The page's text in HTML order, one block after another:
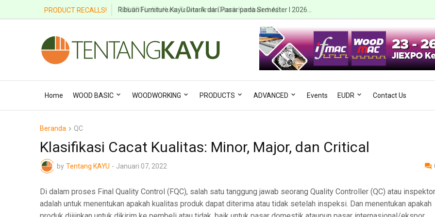
PRODUCT RECALLS! Ribuan Furniture Kayu Ditarik dari Pasar pada Semester I 2026...
Home WOOD BASIC WOODWORKING PRODUCTS ADVANCED Events EUDR Contact Us
Beranda QC
Klasifikasi Cacat Kualitas: Minor, Major, dan Critical
by Tentang KAYU - Januari 07, 2022
Di dalam proses Final Quality Control (FQC), salah satu tanggung jawab seorang Quality Controller (QC) atau inspektor
adalah untuk menentukan apakah kualitas produk dapat diterima atau tidak setelah inspeksi. Dan menentukan apakah